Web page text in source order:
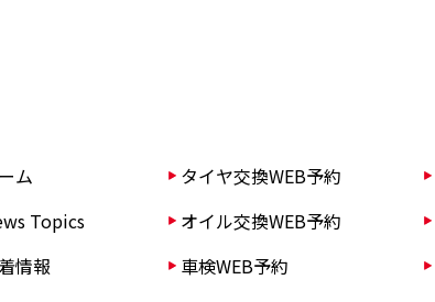
ム
Topics
情報
タイヤ交換WEB予約
オイル交換WEB予約
車検WEB予約